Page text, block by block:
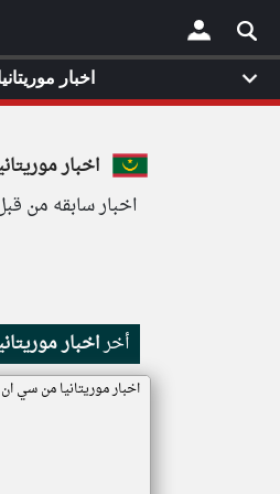
×
اخبار
اخبار سابقه من قبل
أخراخبار
اخبار موريتانيا من سي
اخبار